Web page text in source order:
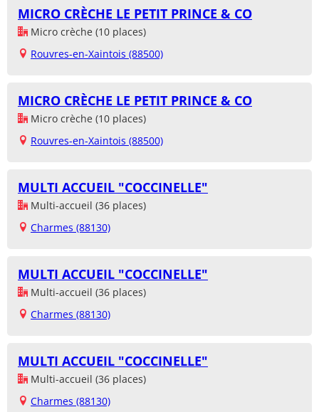
MICRO CRÈCHE LE PETIT PRINCE & CO
Micro crèche (10 places)
Rouvres-en-Xaintois (88500)
MICRO CRÈCHE LE PETIT PRINCE & CO
Micro crèche (10 places)
Rouvres-en-Xaintois (88500)
MULTI ACCUEIL "COCCINELLE"
Multi-accueil (36 places)
Charmes (88130)
MULTI ACCUEIL "COCCINELLE"
Multi-accueil (36 places)
Charmes (88130)
MULTI ACCUEIL "COCCINELLE"
Multi-accueil (36 places)
Charmes (88130)